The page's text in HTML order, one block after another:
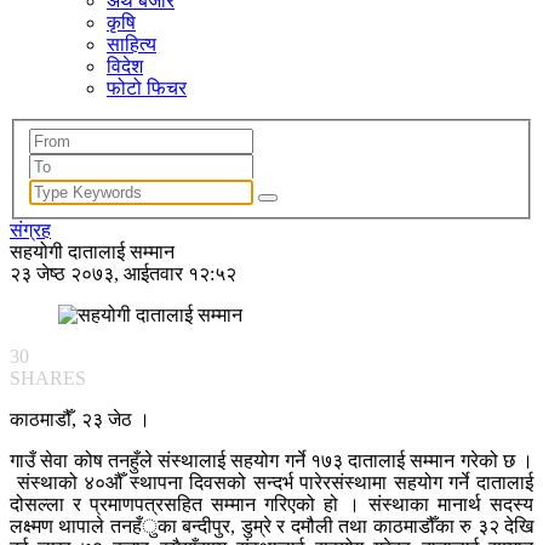
कृषि
साहित्य
विदेश
फोटो फिचर
संग्रह
सहयोगी दातालाई सम्मान
२३ जेष्ठ २०७३, आईतवार १२:५२
30
SHARES
काठमाडौँ, २३ जेठ ।
गाउँ सेवा कोष तनहुँले संस्थालाई सहयोग गर्ने १७३ दातालाई सम्मान गरेको छ ।
संस्थाको ४०औँ स्थापना दिवसको सन्दर्भ पारेरसंस्थामा सहयोग गर्ने दातालाई
दोसल्ला र प्रमाणपत्रसहित सम्मान गरिएको हो । संस्थाका मानार्थ सदस्य
लक्ष्मण थापाले तनहँुका बन्दीपुर, डुम्रे र दमौली तथा काठमाडौँका रु ३२ देखि